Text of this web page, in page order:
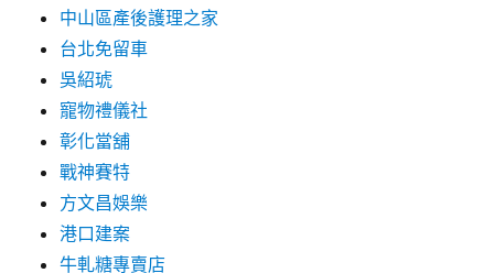
中山區產後護理之家
台北免留車
吳紹琥
寵物禮儀社
彰化當舖
戰神賽特
方文昌娛樂
港口建案
牛軋糖專賣店